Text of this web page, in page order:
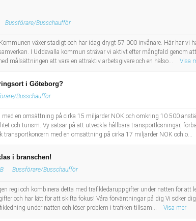
Bussförare/Busschaufför
växer stadigt och har idag drygt 57 000 invånare. Här har vi
I Uddevalla kommun strävar vi aktivt efter mångfald genom
målsättningen att vara en attraktiv arbetsgivare och en hälso...
Visa
i Göteborg?
Busschaufför
en omsättning på cirka 15 miljarder NOK och omkring 10 500
och turism. Vy satsar på att utveckla hållbara transportlösningar,
transportkoncern med en omsättning på cirka 17 miljarder NOK och o...
i branschen!
Bussförare/Busschaufför
regi och kombinera detta med trafikledaruppgifter under natten för att
och har lätt för att skifta fokus! Våra förväntningar på dig Vi söker
under natten och löser problem i trafiken tillsam...
Visa mer